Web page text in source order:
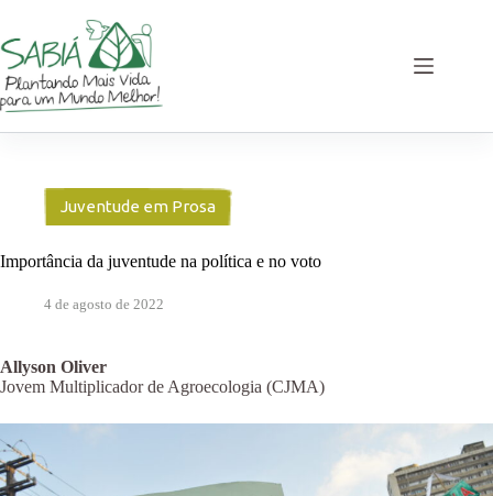
o
conteúdo
Juventude em Prosa
Importância da juventude na política e no voto
4 de agosto de 2022
Allyson Oliver
Jovem Multiplicador de Agroecologia (CJMA)